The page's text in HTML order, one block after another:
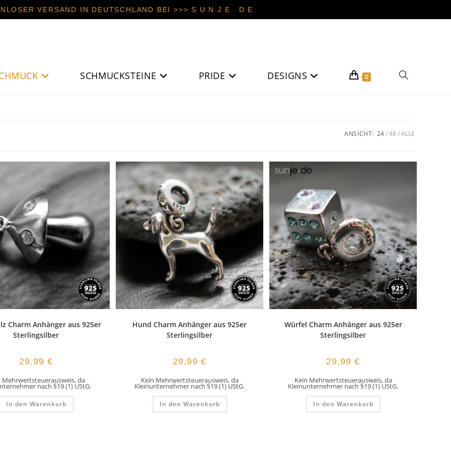
VERSAND IN DEUTSCHLAND BEI >>> S U N J E . D E
SCHMUCKSTEINE PRIDE DESIGNS 0 Website-
ANSICHT: 24 48 ALLE
Charm Anhänger aus 925er
Sterlingsilber
29,99 €
Mehrwertsteuerausweis, da
nach §19 (1) UStG.
In den Warenkorb
Hund Charm Anhänger aus 925er
Sterlingsilber
29,99 €
Kein Mehrwertsteuerausweis, da
Kleinunternehmer nach §19 (1) UStG.
In den Warenkorb
Würfel Charm Anhänger aus 925er
Sterlingsilber
29,99 €
Kein Mehrwertsteuerausweis, da
Kleinunternehmer nach §19 (1) UStG.
In den Warenkorb